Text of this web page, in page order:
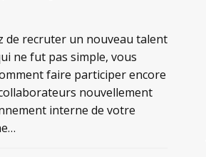
de recruter un nouveau talent
ne fut pas simple, vous
faire participer encore
nouvellement
interne de votre